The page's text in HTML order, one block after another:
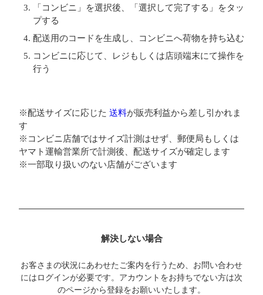
「コンビニ」を選択後、「選択して完了する」をタッ
プする
配送用のコードを生成し、コンビニへ荷物を持ち込む
コンビニに応じて、レジもしくは店頭端末にて操作を
行う
※配送サイズに応じた 送料が販売利益から差し引かれま
す
※コンビニ店舗ではサイズ計測はせず、郵便局もしくは
ヤマト運輸営業所で計測後、配送サイズが確定します
※一部取り扱いのない店舗がございます
解決しない場合
お客さまの状況にあわせたご案内を行うため、お問い合わせ
にはログインが必要です。アカウントをお持ちでない方は次
のページから登録をお願いいたします。